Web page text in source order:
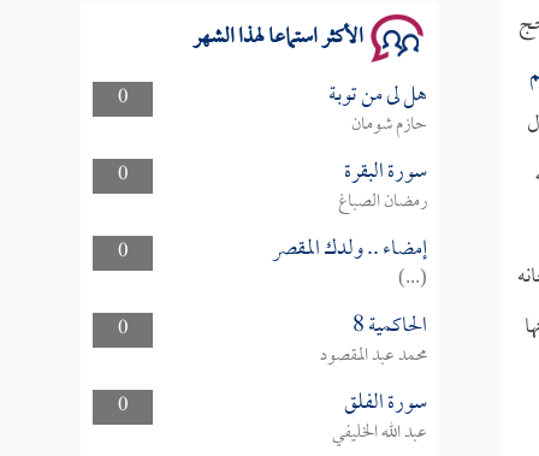
الأكثر استماعا لهذا الشهر
0 هل لى من توبة
حازم شومان
0
سورة البقرة
رمضان الصباغ
0
إمضاء .. ولدك المقصر
(...)
0
الحاكمية 8
محمد عبد المقصود
0
سورة الفلق
عبد الله الخليفي